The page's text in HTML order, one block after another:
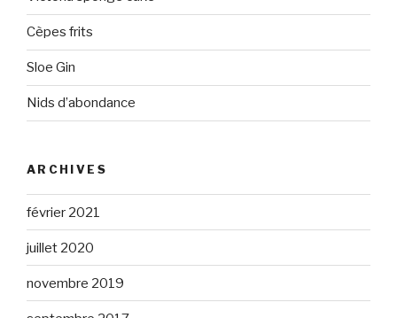
Cèpes frits
Sloe Gin
Nids d’abondance
ARCHIVES
février 2021
juillet 2020
novembre 2019